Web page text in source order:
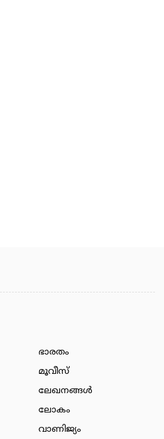
ഭാരതം
മൂവീസ്
ലേഖനങ്ങള്‍
ലോകം
വാണിജ്യം